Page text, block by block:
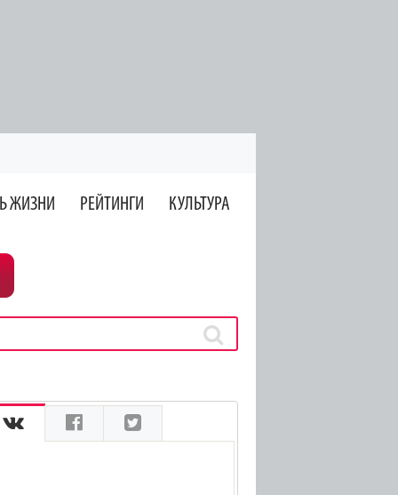
ЖИЗНИ РЕЙТИНГИ КУЛЬТУРА